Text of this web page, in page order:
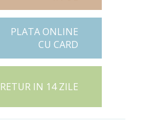
PLATA ONLINE
CU CARD
RETUR IN 14 ZILE